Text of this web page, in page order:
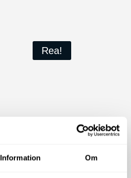
Information Om
Rea!
WSH Fallout remover